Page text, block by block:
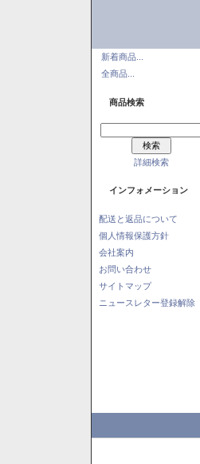
新着商品...
全商品...
商品検索
詳細検索
インフォメーション
配送と返品について
個人情報保護方針
会社案内
お問い合わせ
サイトマップ
ニュースレター登録解除